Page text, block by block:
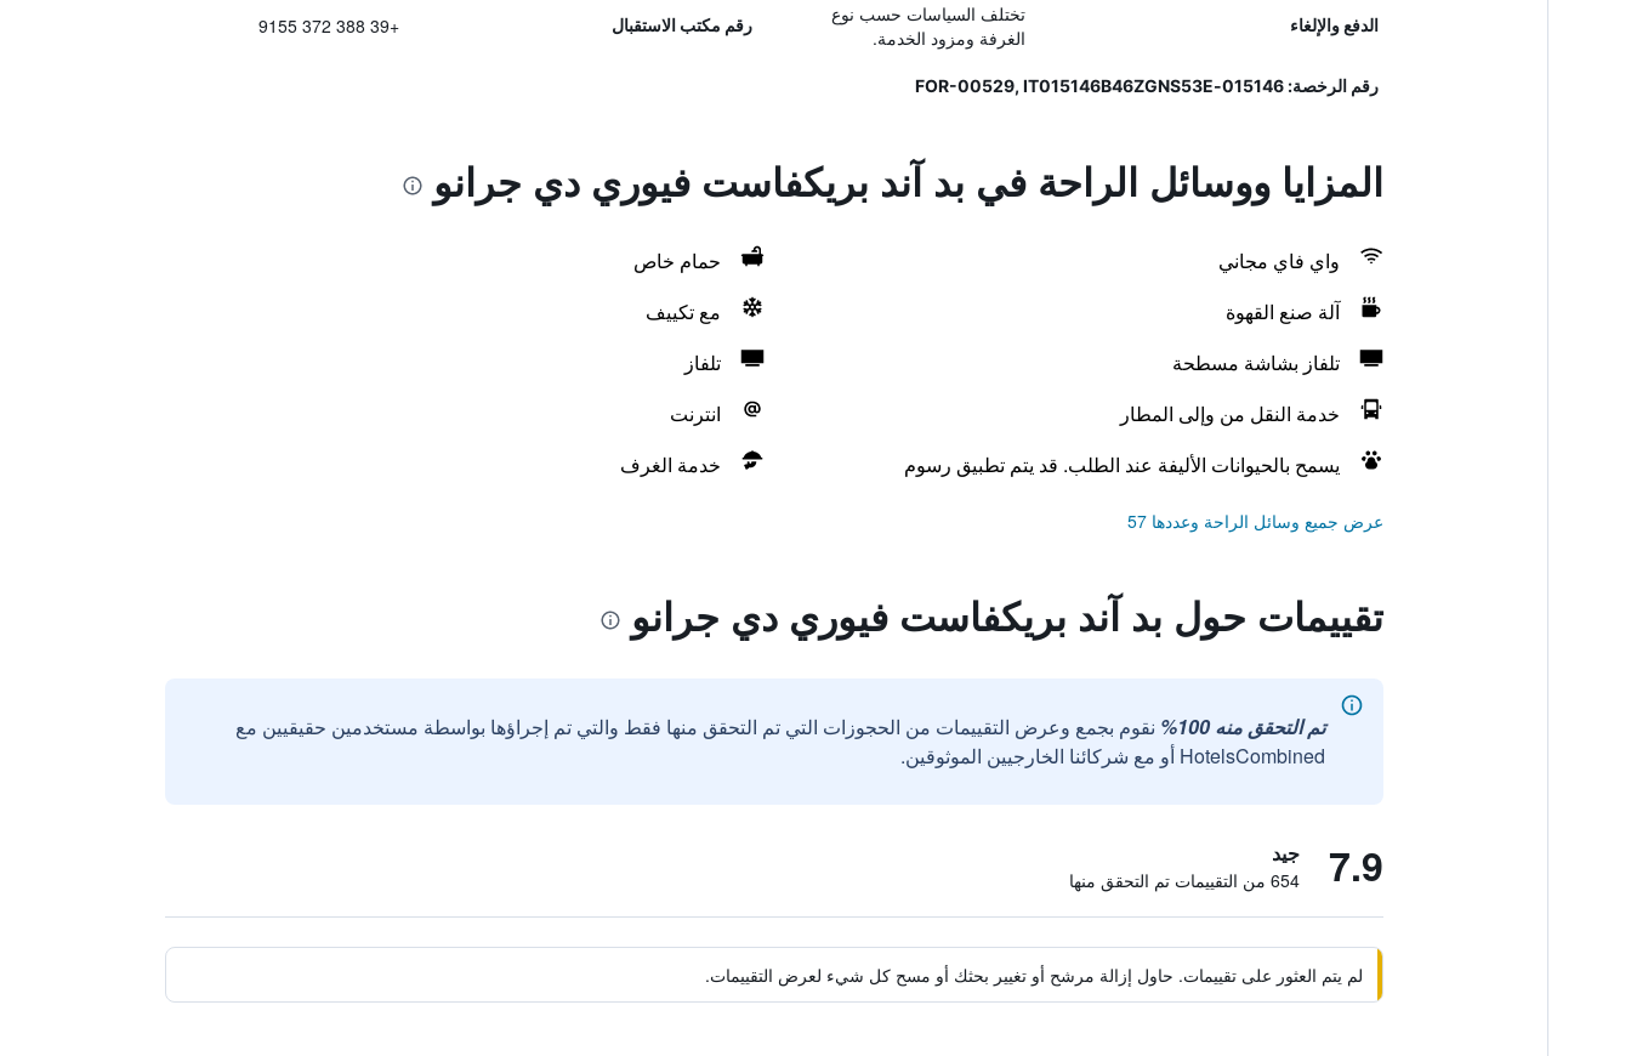
الدفع والإلغاء
تختلف السياسات حسب نوع
الغرفة ومزود الخدمة.
رقم مكتب الاستقبال +39 388 372 9155
رقم الرخصة: 015146-FOR-00529, IT015146B46ZGNS53E
المزايا ووسائل الراحة في بد آند بريكفاست فيوري دي جرانو
واي فاي مجاني
حمام خاص
آلة صنع القهوة
مع تكييف
تلفاز بشاشة مسطحة
تلفاز
خدمة النقل من وإلى المطار
انترنت
يسمح بالحيوانات الأليفة عند الطلب. قد يتم تطبيق رسوم
خدمة الغرف
عرض جميع وسائل الراحة وعددها 57
تقييمات حول بد آند بريكفاست فيوري دي جرانو
تم التحقق منه 100%
نقوم بجمع وعرض التقييمات من الحجوزات التي تم التحقق منها فقط والتي تم إجراؤها بواسطة مستخدمين حقيقيين مع
HotelsCombined أو مع شركائنا الخارجيين الموثوقين.
7.9 جيد
654 من التقييمات تم التحقق منها
لم يتم العثور على تقييمات. حاول إزالة مرشح أو تغيير بحثك أو مسح كل شيء لعرض التقييمات.